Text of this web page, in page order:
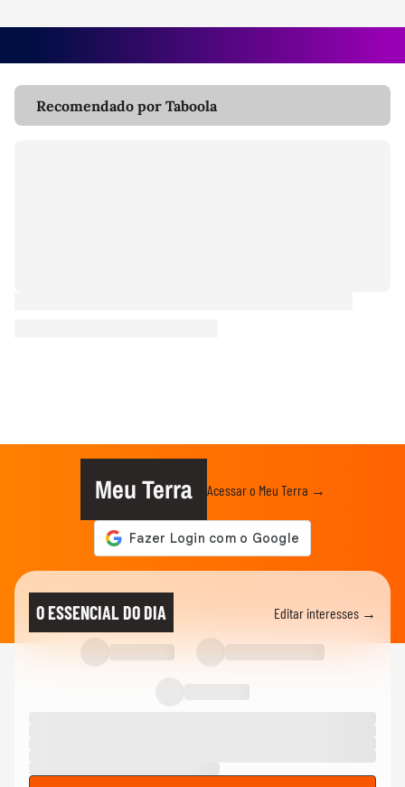
Recomendado por Taboola
Meu Terra Acessar o Meu Terra →
O ESSENCIAL DO DIA Editar interesses →